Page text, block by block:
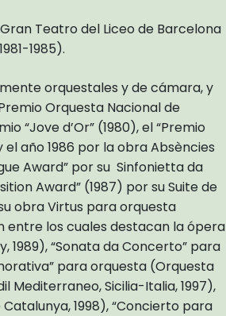
Teatro del Liceo de Barcelona
1985).
orquestales y de cámara, y
Orquesta Nacional de
“Jove d’Or” (1980), el “Premio
año 1986 por la obra Absències
Award” por su Sinfonietta da
Award” (1987) por su Suite de
obra Virtus para orquesta
entre los cuales destacan la ópera
1989), “Sonata da Concerto” para
para orquesta (Orquesta
Mediterraneo, Sicilia-Italia, 1997),
1998), “Concierto para